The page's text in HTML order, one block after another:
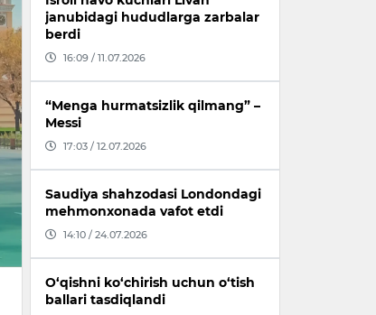
janubidagi hududlarga zarbalar
berdi
16:09 / 11.07.2026
“Menga hurmatsizlik qilmang” –
Messi
17:03 / 12.07.2026
Saudiya shahzodasi Londondagi
mehmonxonada vafot etdi
14:10 / 24.07.2026
O‘qishni ko‘chirish uchun o‘tish
ballari tasdiqlandi